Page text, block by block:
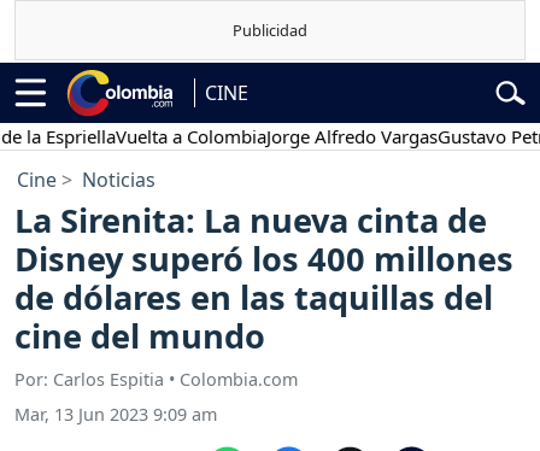
CINE
Vuelta a ColombiaJorge Alfredo VargasGustavo Petro
Cine Noticias
La Sirenita: La nueva cinta de
Disney superó los 400 millones
de dólares en las taquillas del
cine del mundo
Por: Carlos Espitia • Colombia.com
Mar, 13 Jun 2023 9:09 am